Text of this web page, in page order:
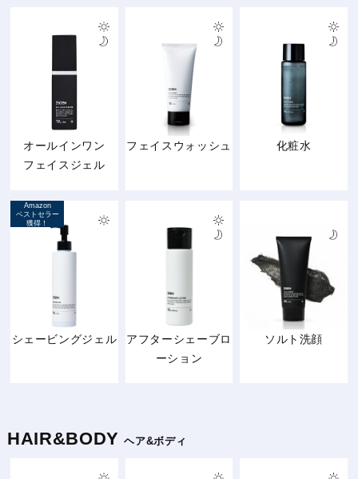
オールインワン
フェイスジェル
フェイスウォッシュ 化粧水
Amazon
ベストセラー
獲得！
シェービングジェル
アフターシェーブロ
ーション
ソルト洗顔
HAIR&BODYヘア&ボディ